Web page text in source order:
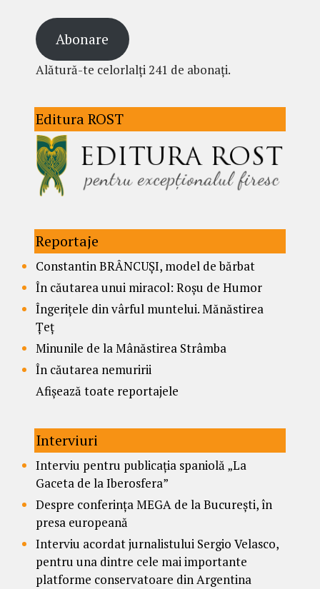
Abonare
Alătură-te celorlalți 241 de abonați.
Editura ROST
Reportaje
Constantin BRÂNCUȘI, model de bărbat
În căutarea unui miracol: Roșu de Humor
Îngerițele din vârful muntelui. Mănăstirea
Țeț
Minunile de la Mânăstirea Strâmba
În căutarea nemuririi
Afișează toate reportajele
Interviuri
Interviu pentru publicația spaniolă „La
Gaceta de la Iberosfera”
Despre conferința MEGA de la București, în
presa europeană
Interviu acordat jurnalistului Sergio Velasco,
pentru una dintre cele mai importante
platforme conservatoare din Argentina